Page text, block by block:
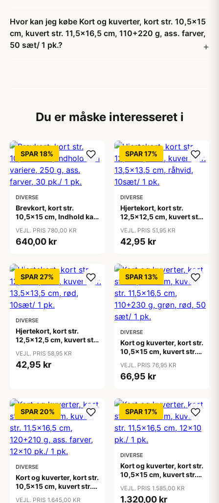
Hvor kan jeg købe Kort og kuverter, kort str. 10,5x15
cm, kuvert str. 11,5x16,5 cm, 110+220 g, ass. farver,
50 sæt/ 1 pk.?
Du er måske interesseret i
SPAR 18%
DIVERSE
Brevkort, kort str.
10,5x15 cm, Indhold kan
farver, 30 pk./ 1 pk.
VEJL. PRIS 780,00 KR
640,00 kr
SPAR 17%
DIVERSE
Hjertekort, kort str.
12,5x12,5 cm, kuvert str.
10sæt/ 1 pk.
VEJL. PRIS 51,95 KR
42,95 kr
SPAR 27%
DIVERSE
Hjertekort, kort str.
12,5x12,5 cm, kuvert str.
10sæt/ 1 pk.
VEJL. PRIS 58,95 KR
42,95 kr
SPAR 13%
DIVERSE
Kort og kuverter, kort str.
10,5x15 cm, kuvert str.
g, grøn, rød, 50 sæt/ 1
pk.
VEJL. PRIS 76,95 KR
66,95 kr
SPAR 20%
DIVERSE
Kort og kuverter, kort str.
10,5x15 cm, kuvert str.
VEJL. PRIS 1.645,00 KR
SPAR 17%
DIVERSE
Kort og kuverter, kort str.
10,5x15 cm, kuvert str.
1 pk.
VEJL. PRIS 1.585,00 KR
1.320,00 kr